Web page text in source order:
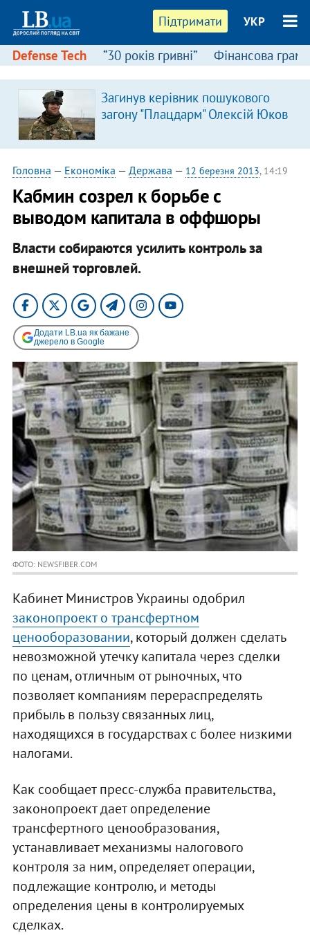
Підтримати УКР
Defense Tech “30 років гривні” Фінансова
Загинув керівник пошукового
загону "Плацдарм" Олексій Юков
Головна — Економіка — Держава — 12 березня 2013, 14:19
Кабмин созрел к борьбе с
выводом капитала в оффшоры
Власти собираются усилить контроль за
внешней торговлей.
Додати LB.ua як бажане
джерело в Google
ФОТО: NEWSFIBER.COM
Кабинет Министров Украины одобрил
законопроект о трансфертном
ценооборазовании, который должен сделать
невозможной утечку капитала через сделки
по ценам, отличным от рыночных, что
позволяет компаниям перераспределять
прибыль в пользу связанных лиц,
находящихся в государствах с более низкими
налогами.
Как сообщает пресс-служба правительства,
законопроект дает определение
трансфертного ценообразования,
устанавливает механизмы налогового
контроля за ним, определяет операции,
подлежащие контролю, и методы
определения цены в контролируемых
сделках.